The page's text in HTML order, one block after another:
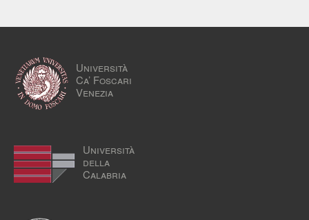
Università
Ca’ Foscari
Venezia
Università
della
Calabria